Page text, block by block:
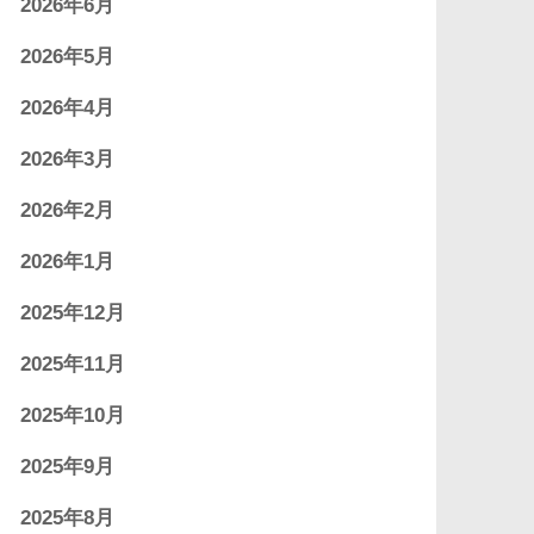
2026年6月
2026年5月
2026年4月
2026年3月
2026年2月
2026年1月
2025年12月
2025年11月
2025年10月
2025年9月
2025年8月